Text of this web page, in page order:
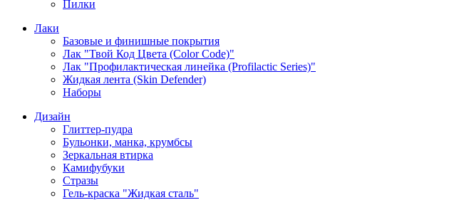
Пилки
Лаки
Базовые и финишные покрытия
Лак "Твой Код Цвета (Color Code)"
Лак "Профилактическая линейка (Profilactic Series)"
Жидкая лента (Skin Defender)
Наборы
Дизайн
Глиттер-пудра
Бульонки, манка, крумбсы
Зеркальная втирка
Камифубуки
Стразы
Гель-краска "Жидкая сталь"